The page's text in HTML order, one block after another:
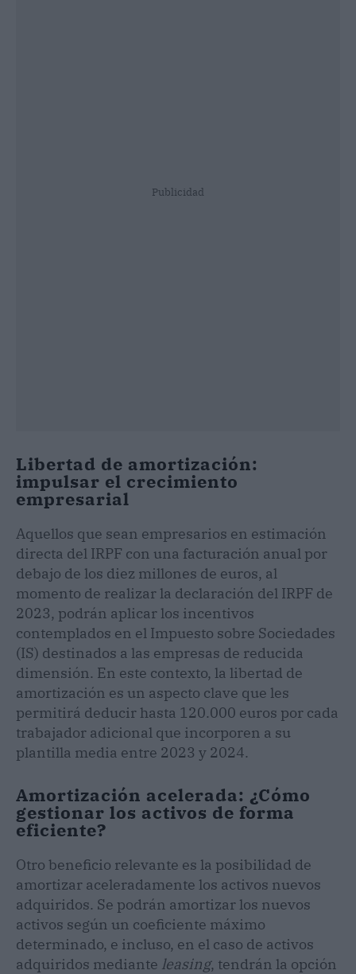
Publicidad
Libertad de amortización:
impulsar el crecimiento
empresarial
Aquellos que sean empresarios en estimación
directa del IRPF con una facturación anual por
debajo de los diez millones de euros, al
momento de realizar la declaración del IRPF de
2023, podrán aplicar los incentivos
contemplados en el Impuesto sobre Sociedades
(IS) destinados a las empresas de reducida
dimensión. En este contexto, la libertad de
amortización es un aspecto clave que les
permitirá deducir hasta 120.000 euros por cada
trabajador adicional que incorporen a su
plantilla media entre 2023 y 2024.
Amortización acelerada: ¿Cómo
gestionar los activos de forma
eficiente?
Otro beneficio relevante es la posibilidad de
amortizar aceleradamente los activos nuevos
adquiridos. Se podrán amortizar los nuevos
activos según un coeficiente máximo
determinado, e incluso, en el caso de activos
adquiridos mediante leasing, tendrán la opción